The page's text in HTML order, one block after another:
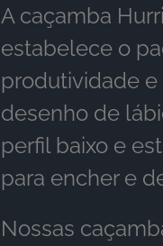
A caçamba
estabelece o
produtividade
desenho de
perfil baixo e
para encher e
Nossas